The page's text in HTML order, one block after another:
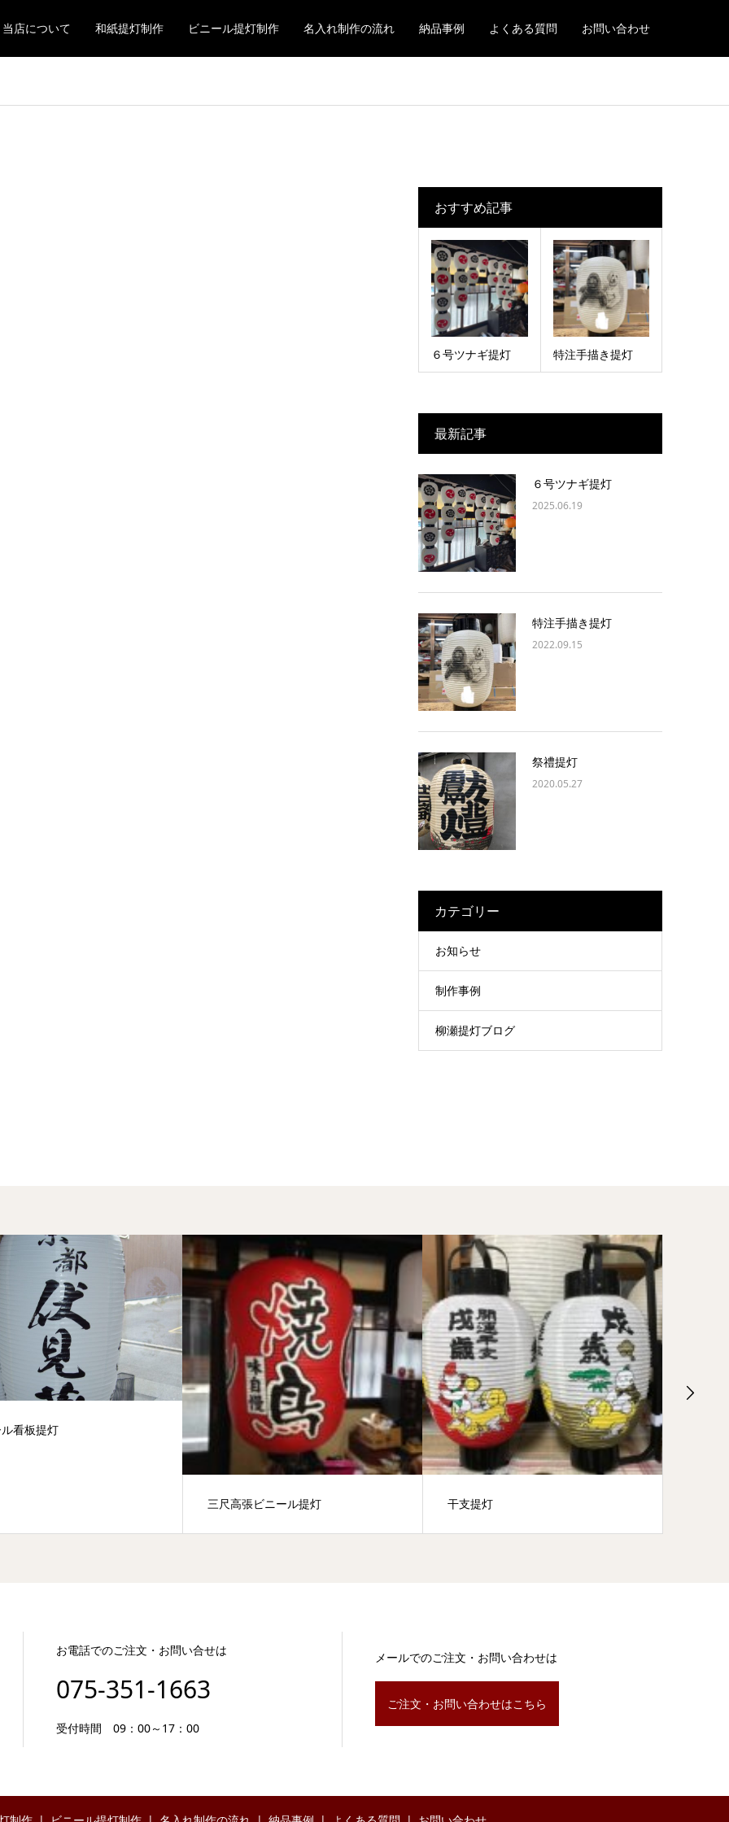
当店について 和紙提灯制作 ビニール提灯制作 名入れ制作の流れ 納品事例 よくある質問 お問い合わせ
おすすめ記事
６号ツナギ提灯 特注手描き提灯
最新記事
６号ツナギ提灯
2025.06.19
特注手描き提灯
2022.09.15
祭禮提灯
2020.05.27
カテゴリー
お知らせ
制作事例
柳瀬提灯ブログ
看板提灯
三尺高張ビニール提灯 干支提灯
お電話でのご注文・お問い合せは
075-351-1663
受付時間 09：00～17：00
メールでのご注文・お問い合わせは
ご注文・お問い合わせはこちら